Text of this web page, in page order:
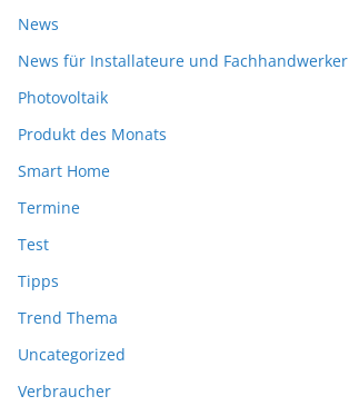
News
News für Installateure und Fachhandwerker
Photovoltaik
Produkt des Monats
Smart Home
Termine
Test
Tipps
Trend Thema
Uncategorized
Verbraucher